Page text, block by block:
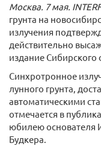
Москва. 7 мая.
грунта на
излучения
действительно
издание Сибирского
Синхротронное
лунного грунта,
автоматическими
отмечается в
юбилею основателя
Будкера.